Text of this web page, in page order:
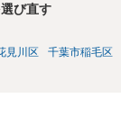
び直す
見川区 千葉市稲毛区